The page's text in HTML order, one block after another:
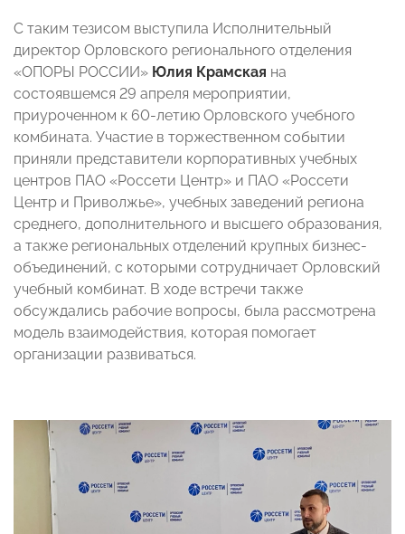
С таким тезисом выступила Исполнительный
директор Орловского регионального отделения
«ОПОРЫ РОССИИ» Юлия Крамская на
состоявшемся 29 апреля мероприятии,
приуроченном к 60-летию Орловского учебного
комбината. Участие в торжественном событии
приняли представители корпоративных учебных
центров ПАО «Россети Центр» и ПАО «Россети
Центр и Приволжье», учебных заведений региона
среднего, дополнительного и высшего образования,
а также региональных отделений крупных бизнес-
объединений, с которыми сотрудничает Орловский
учебный комбинат. В ходе встречи также
обсуждались рабочие вопросы, была рассмотрена
модель взаимодействия, которая помогает
организации развиваться.